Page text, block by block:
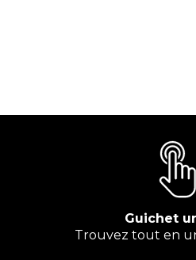
Guichet
Trouvez tout en